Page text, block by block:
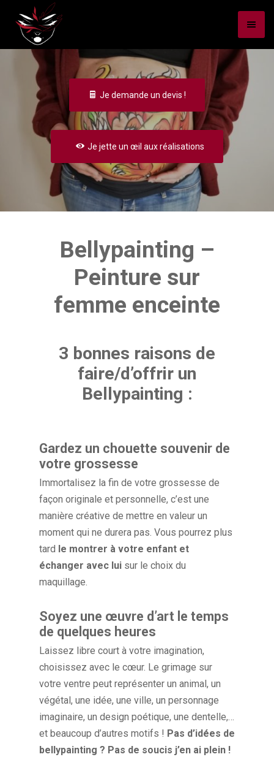
Je demande un devis !
Je jette un œil aux réalisations
Bellypainting –
Peinture sur
femme enceinte
3 bonnes raisons de
faire/d’offrir un
Bellypainting :
Gardez un chouette souvenir de
votre grossesse
Immortalisez la fin de votre grossesse de
façon originale et personnelle, c’est une
manière créative de mettre en valeur un
moment qui ne durera pas. Vous pourrez plus
tard le montrer à votre enfant et
échanger avec lui sur le choix du
maquillage.
Soyez une œuvre d’art le temps
de quelques heures
Laissez libre court à votre imagination,
choisissez avec le cœur. Le grimage sur
votre ventre peut représenter un animal, un
végétal, une idée, une ville, un personnage
imaginaire, un design poétique, une dentelle,…
et beaucoup d’autres motifs ! Pas d’idées de
bellypainting ? Pas de soucis j’en ai plein !